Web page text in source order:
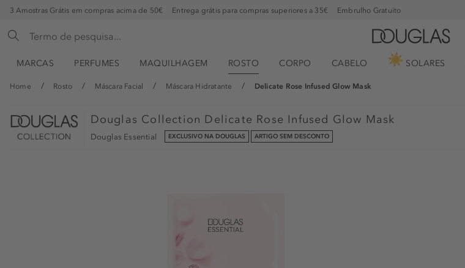
3 Amostras Grátis em compras acima de 50€ Entrega grátis para compras superiores a 35€ Embrulho Gratuito
MARCAS PERFUMES MAQUILHAGEM ROSTO CORPO CABELO SOLARES
Home Rosto Máscara Facial Máscara Hidratante Delicate Rose Infused Glow Mask
Douglas Collection Delicate Rose Infused Glow Mask
Douglas Essential EXCLUSIVO NA DOUGLAS ARTIGO SEM DESCONTO